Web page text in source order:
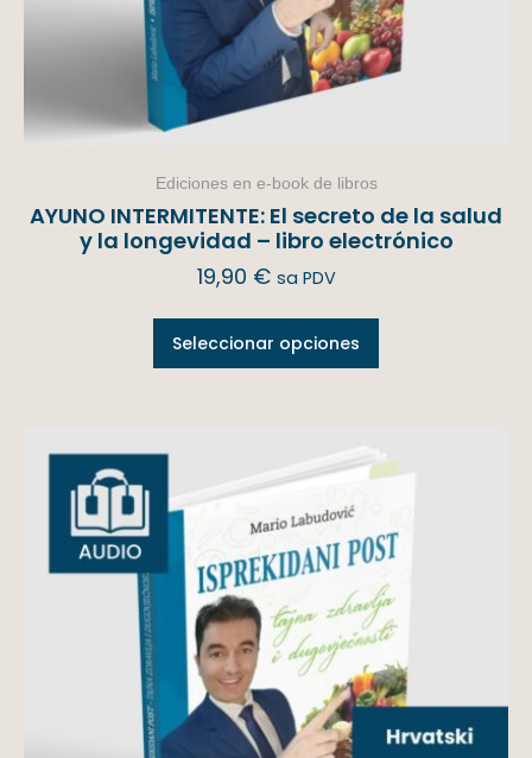
Ediciones en e-book de libros
AYUNO INTERMITENTE: El secreto de la salud
y la longevidad – libro electrónico
19,90 € sa PDV
Seleccionar opciones